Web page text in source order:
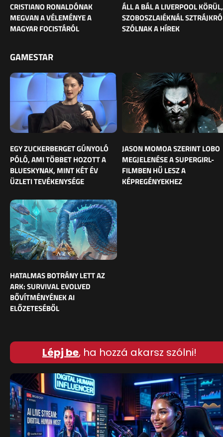
CRISTIANO RONALDÓNAK
MEGVAN A VÉLEMÉNYE A
MAGYAR FOCISTÁRÓL
ÁLL A BÁL A LIVERPOOL KÖRÜL,
SZOBOSZLAIÉKNÁL
SZÓLNAK A HÍREK
GAMESTAR
EGY ZUCKERBERGET GÚNYOLÓ
PÓLÓ, AMI TÖBBET HOZOTT A
BLUESKYNAK, MINT KÉT ÉV
ÜZLETI TEVÉKENYSÉGE
JASON MOMOA SZERINT LOBO
MEGJELENÉSE A SUPERGIRL-
FILMBEN HŰ LESZ A
KÉPREGÉNYEKHEZ
HATALMAS BOTRÁNY LETT AZ
ARK: SURVIVAL EVOLVED
BŐVÍTMÉNYÉNEK AI
ELŐZETESÉBŐL
Lépj be, ha hozzá akarsz szólni!